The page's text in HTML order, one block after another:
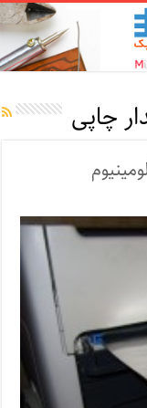
چاپی